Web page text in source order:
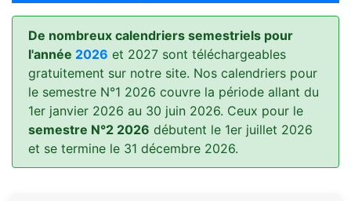
De nombreux calendriers semestriels pour
l'année 2026 et 2027 sont téléchargeables
gratuitement sur notre site. Nos calendriers pour
le semestre N°1 2026 couvre la période allant du
1er janvier 2026 au 30 juin 2026. Ceux pour le
semestre N°2 2026 débutent le 1er juillet 2026
et se termine le 31 décembre 2026.